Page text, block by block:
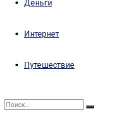
Деньги
Интернет
Путешествие